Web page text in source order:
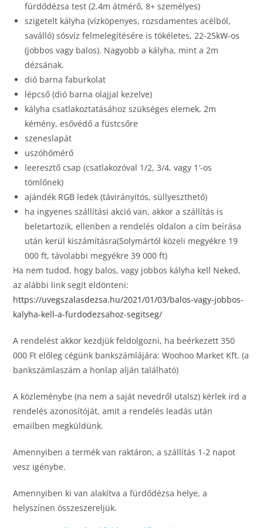
fürdődézsa test (2.4m átmérő, 8+ személyes)
szigetelt kályha (vízköpenyes, rozsdamentes acélból,
saválló) sósvíz felmelegítésére is tökéletes, 22-25kW-os
(jobbos vagy balos). Nagyobb a kályha, mint a 2m
dézsának.
dió barna faburkolat
lépcső (dió barna olajjal kezelve)
kályha csatlakoztatásához szükséges elemek, 2m
kémény, esővédő a füstcsőre
szeneslapát
uszóhőmérő
leeresztő csap (csatlakozóval 1/2, 3/4, vagy 1′-os
tömlőnek)
ajándék RGB ledek (távirányítós, süllyeszthető)
ha ingyenes szállítási akció van, akkor a szállítás is
beletartozik, ellenben a rendelés oldalon a cím beírása
után kerül kiszámításra(Solymártól közeli megyékre 19
000 ft, távolabbi megyékre 39 000 ft)
Ha nem tudod, hogy balos, vagy jobbos kályha kell Neked,
az alábbi link segít eldönteni:
https://uvegszalasdezsa.hu/2021/01/03/balos-vagy-jobbos-
kalyha-kell-a-furdodezsahoz-segitseg/
A rendelést akkor kezdjük feldolgozni, ha beérkezett 350
000 Ft előleg cégünk bankszámlájára: Woohoo Market Kft. (a
bankszámlaszám a honlap alján található)
A közleménybe (na nem a saját nevedről utalsz) kérlek írd a
rendelés azonosítóját, amit a rendelés leadás után
emailben megküldünk.
Amennyiben a termék van raktáron, a szállítás 1-2 napot
vesz igénybe.
Amennyiben ki van alakítva a fürdődézsa helye, a
helyszínen összeszereljük.